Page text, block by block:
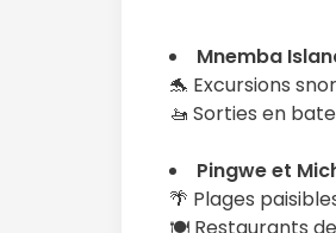
Mnemba
🐬 Excursions
🚤 Sorties en
Pingwe et
🌴 Plages